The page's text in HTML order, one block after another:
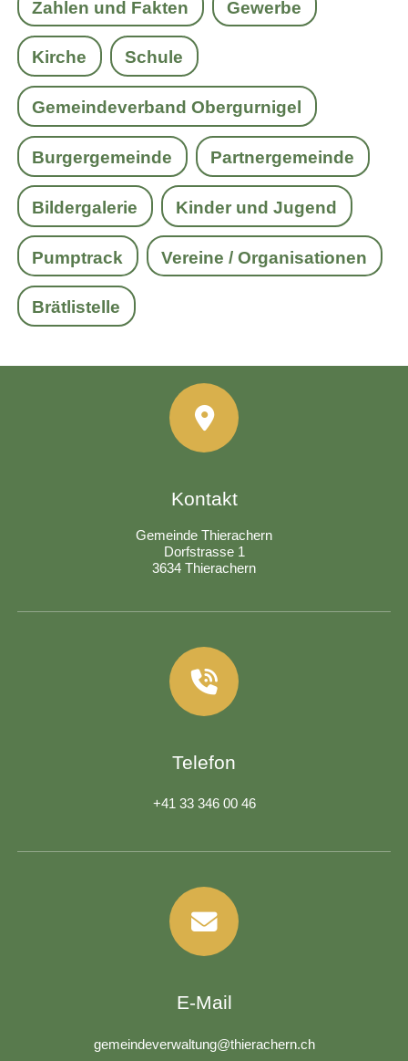
Zahlen und Fakten Gewerbe
Kirche Schule
Gemeindeverband Obergurnigel
Burgergemeinde Partnergemeinde
Bildergalerie Kinder und Jugend
Pumptrack Vereine / Organisationen
Brätlistelle
Kontakt
Gemeinde Thierachern
Dorfstrasse 1
3634 Thierachern
Telefon
+41 33 346 00 46
E-Mail
g m nd v rw lt ng th r ch rn ch